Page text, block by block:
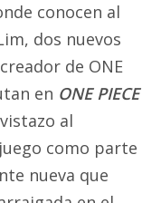
conocen al
dos nuevos
de ONE
en ONE PIECE
al
como parte
nueva que